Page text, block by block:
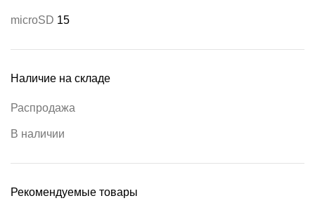
microSD 15
Наличие на складе
Распродажа
В наличии
Рекомендуемые товары